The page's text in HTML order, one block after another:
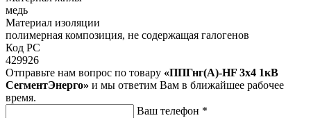
медь
Материал изоляции
полимерная композиция, не содержащая галогенов
Код РС
429926
Отправьте нам вопрос по товару «ППГнг(А)-HF 3х4 1кВ
СегментЭнерго» и мы ответим Вам в ближайшее рабочее
время.
Ваш телефон *